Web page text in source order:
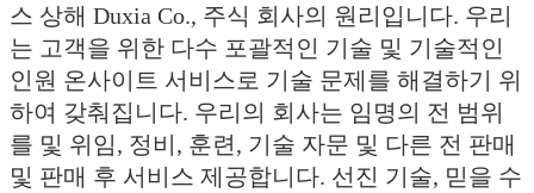
스 상해 Duxia Co., 주식 회사의 원리입니다. 우리
는 고객을 위한 다수 포괄적인 기술 및 기술적인
인원 온사이트 서비스로 기술 문제를 해결하기 위
하여 갖춰집니다. 우리의 회사는 임명의 전 범위
를 및 위임, 정비, 훈련, 기술 자문 및 다른 전 판매
및 판매 후 서비스 제공합니다. 선진 기술, 믿을 수